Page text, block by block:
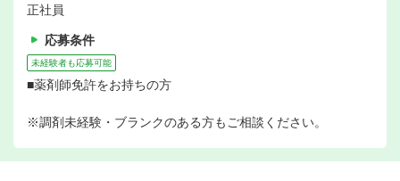
正社員
応募条件
未経験者も応募可能
■薬剤師免許をお持ちの方
※調剤未経験・ブランクのある方もご相談ください。